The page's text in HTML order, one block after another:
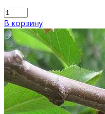
В корзину